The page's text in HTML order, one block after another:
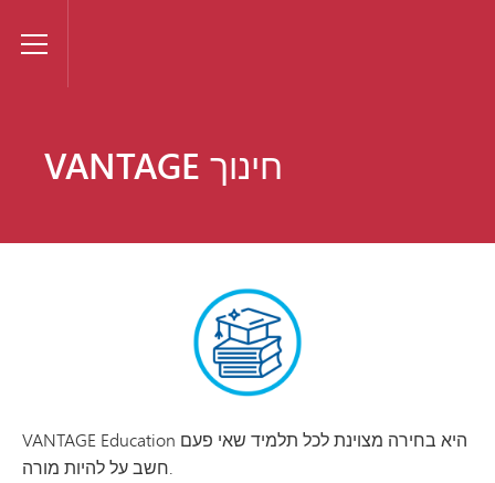
Toggle Menu
VANTAGE חינוך
VANTAGE Education היא בחירה מצוינת לכל תלמיד שאי פעם
חשב על להיות מורה.